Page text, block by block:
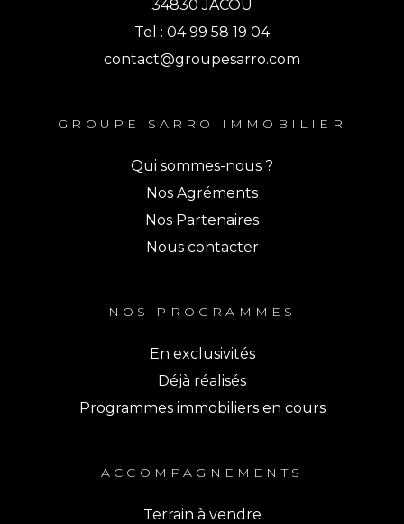
34830 JACOU
Tel : 04 99 58 19 04
contact@groupesarro.com
GROUPE SARRO IMMOBILIER
Qui sommes-nous ?
Nos Agréments
Nos Partenaires
Nous contacter
NOS PROGRAMMES
En exclusivités
Déjà réalisés
Programmes immobiliers en cours
ACCOMPAGNEMENTS
Terrain à vendre